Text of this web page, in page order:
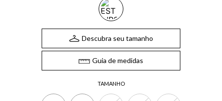
TAMANHO
Descubra seu tamanho
Guia de medidas